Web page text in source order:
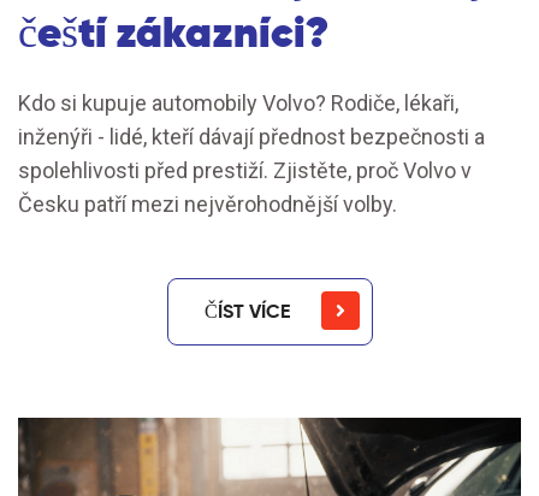
čeští zákazníci?
Kdo si kupuje automobily Volvo? Rodiče, lékaři,
inženýři - lidé, kteří dávají přednost bezpečnosti a
spolehlivosti před prestiží. Zjistěte, proč Volvo v
Česku patří mezi nejvěrohodnější volby.
ČÍST VÍCE